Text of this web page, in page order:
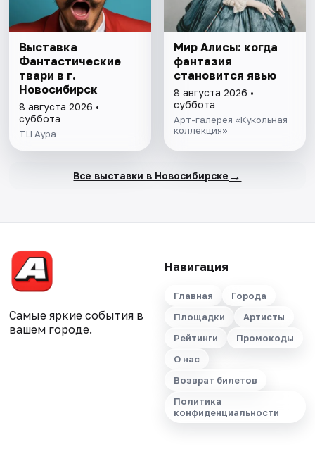
Выставка
Фантастические
твари в г.
Новосибирск
8 августа 2026 •
суббота
ТЦ Аура
Мир Алисы: когда
фантазия
становится явью
8 августа 2026 •
суббота
Арт-галерея «Кукольная
коллекция»
Все выставки в Новосибирске →
Самые яркие события в
вашем городе.
Навигация
Главная
Города
Площадки
Артисты
Рейтинги
Промокоды
О нас
Возврат билетов
Политика
конфиденциальности